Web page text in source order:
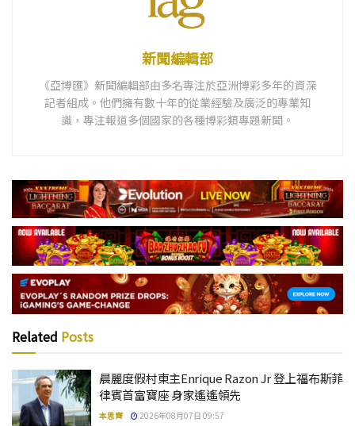
新聞編輯部
《亞博匯》新聞編輯部由多名專注於亞洲博彩多年的資深
記者組成。他們擁有數十年的從業經驗及廣泛的專業知
識，專注報道多個國家的各種博彩類專題新聞。
Related Posts
晨麗度假村東主Enrique Razon Jr 登上福布斯菲
律賓首富寶座 身家遙遙領先
本思齊 2026年08月07日 09:57